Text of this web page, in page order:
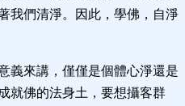
我們清淨。因此，學佛，自淨
義來講，僅僅是個體心淨還是
就佛的法身土，要想攝客群